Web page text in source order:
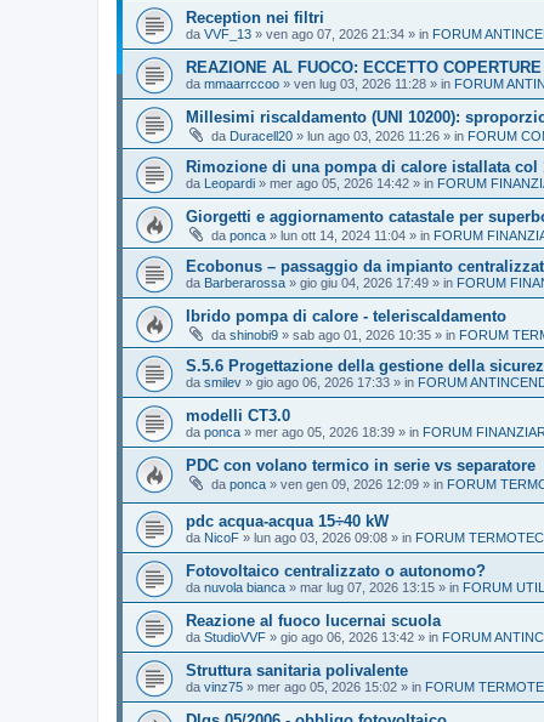
Reception nei filtri
da VVF_13 » ven ago 07, 2026 21:34 » in FORUM
REAZIONE AL FUOCO: ECCETTO
da mmaarrccoo » ven lug 03, 2026 11:28 » in FORUM
Millesimi riscaldamento (UNI 10200):
da Duracell20 » lun ago 03, 2026 11:26 » in FORUM
Rimozione di una pompa di calore istallata col
da Leopardi » mer ago 05, 2026 14:42 » in FORUM
Giorgetti e aggiornamento catastale per
da ponca » lun ott 14, 2024 11:04 » in FORUM
Ecobonus – passaggio da impianto
da Barberarossa » gio giu 04, 2026 17:49 » in FORUM
Ibrido pompa di calore - teleriscaldamento
da shinobi9 » sab ago 01, 2026 10:35 » in FORUM
S.5.6 Progettazione della gestione della
da smilev » gio ago 06, 2026 17:33 » in FORUM
modelli CT3.0
da ponca » mer ago 05, 2026 18:39 » in FORUM
PDC con volano termico in serie vs separatore
da ponca » ven gen 09, 2026 12:09 » in FORUM
pdc acqua-acqua 15÷40 kW
da NicoF » lun ago 03, 2026 09:08 » in FORUM
Fotovoltaico centralizzato o autonomo?
da nuvola bianca » mar lug 07, 2026 13:15 » in FORUM
Reazione al fuoco lucernai scuola
da StudioVVF » gio ago 06, 2026 13:42 » in FORUM
Struttura sanitaria polivalente
da vinz75 » mer ago 05, 2026 15:02 » in FORUM